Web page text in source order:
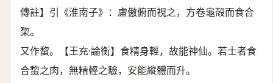
傳註】引《淮南子》：盧傲俯而視之，方卷龜殻而食合
棃。
又作䖿。【王充·論衡】食精身輕，故能神仙。若士者食
合䖿之肉，無精輕之驗，安能縱體而升。